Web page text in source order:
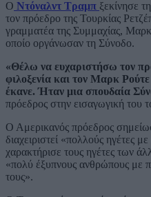
Ο Ντόναλντ Τραμπ ξεκίνησε
τον πρόεδρο της Τουρκίας
γραμματέα της Συμμαχίας,
οποίο οργάνωσαν τη Σύνοδο.
«Θέλω να ευχαριστήσω τον
φιλοξενία και τον Μαρκ Ρούτε
έκανε. Ήταν μια σπουδαία
πρόεδρος στην εισαγωγική του
Ο Αμερικανός πρόεδρος
διαχειριστεί «πολλούς ηγέτες
χαρακτήρισε τους ηγέτες των
«πολύ έξυπνους ανθρώπους με
τους».